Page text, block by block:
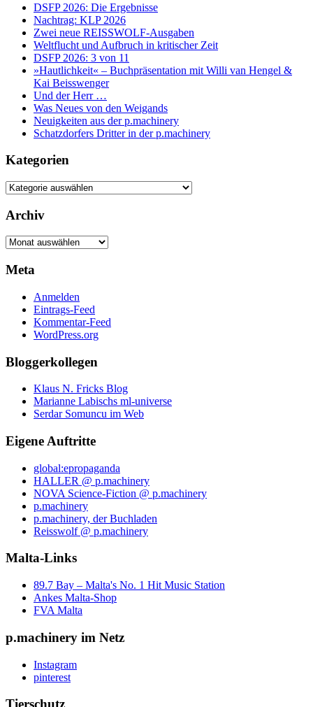
DSFP 2026: Die Ergebnisse
Nachtrag: KLP 2026
Zwei neue REISSWOLF-Ausgaben
Weltflucht und Aufbruch in kritischer Zeit
DSFP 2026: 3 von 11
»Hautlichkeit« – Buchpräsentation mit Willi van Hengel &
Kai Beisswenger
Und der Herr …
Was Neues von den Weigands
Neuigkeiten aus der p.machinery
Schatzdorfers Dritter in der p.machinery
Kategorien
Kategorien
Archiv
Archiv
Meta
Anmelden
Eintrags-Feed
Kommentar-Feed
WordPress.org
Bloggerkollegen
Klaus N. Fricks Blog
Marianne Labischs ml-universe
Serdar Somuncu im Web
Eigene Auftritte
global:epropaganda
HALLER @ p.machinery
NOVA Science-Fiction @ p.machinery
p.machinery
p.machinery, der Buchladen
Reisswolf @ p.machinery
Malta-Links
89.7 Bay – Malta's No. 1 Hit Music Station
Ankes Malta-Shop
FVA Malta
p.machinery im Netz
Instagram
pinterest